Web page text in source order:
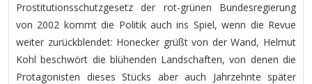
Prostitutionsschutzgesetz der rot-grünen Bundesregierung
von 2002 kommt die Politik auch ins Spiel, wenn die Revue
weiter zurückblendet: Honecker grüßt von der Wand, Helmut
Kohl beschwört die blühenden Landschaften, von denen die
Protagonisten dieses Stücks aber auch Jahrzehnte später